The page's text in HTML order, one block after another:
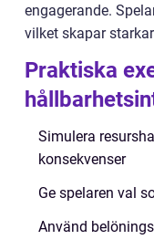
engagerande.
vilket skapar
Praktiska
Simulera
konsekvenser
Ge spelaren val
Använd